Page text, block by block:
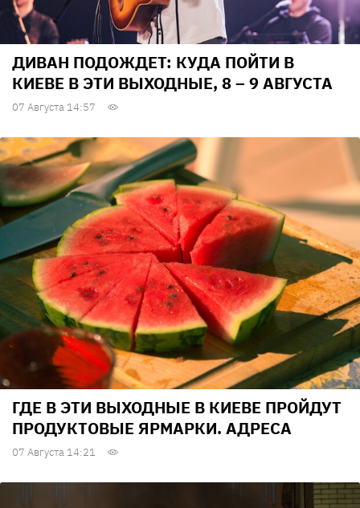
ДИВАН ПОДОЖДЕТ: КУДА ПОЙТИ В
КИЕВЕ В ЭТИ ВЫХОДНЫЕ, 8 – 9 АВГУСТА
07 Августа 14:57
ГДЕ В ЭТИ ВЫХОДНЫЕ В КИЕВЕ ПРОЙДУТ
ПРОДУКТОВЫЕ ЯРМАРКИ. АДРЕСА
07 Августа 14:21